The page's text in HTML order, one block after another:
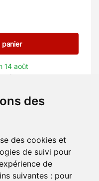
des
des cookies et
de suivi pour
de
suivantes : pour
panier
14 août
faut ?
au01 69 88 16 16